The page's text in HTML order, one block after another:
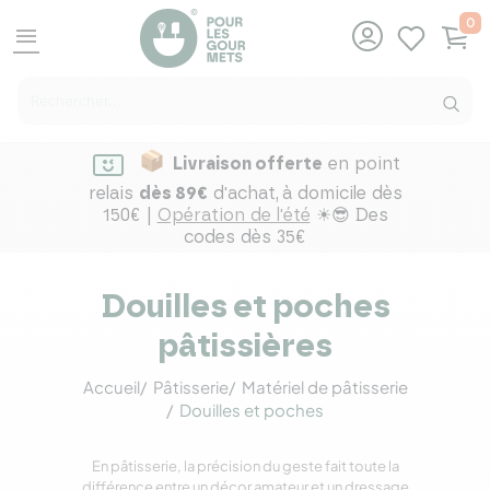
menu
0
Livraison offerte en point
relais dès 89€ d'achat, à domicile dès
150€ | Opération de l'été ☀😎 Des
codes dès 35€
Douilles et poches
pâtissières
Accueil Pâtisserie
Matériel de pâtisserie
Douilles et poches
En pâtisserie, la précision du geste fait toute la